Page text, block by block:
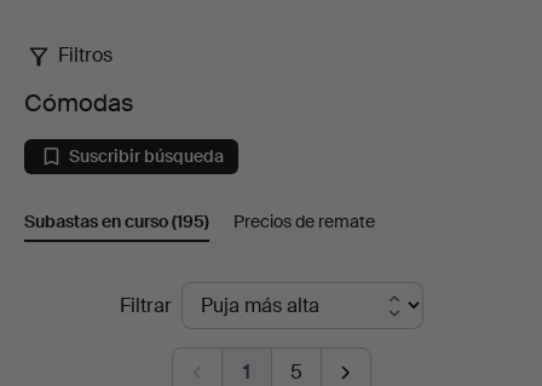
Cómodas
Filtros
Cómodas
Suscribir búsqueda
Subastas en curso(195) Precios de remate
SubastasFiltrar
1 5